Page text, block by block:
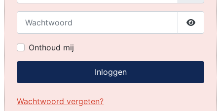
Toon
Onthoud mij
Inloggen
Wachtwoord vergeten?